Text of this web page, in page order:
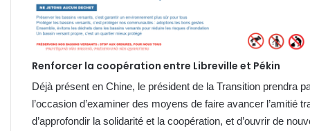
Renforcer la coopération entre Libreville et Pékin
Déjà présent en Chine, le président de la Transition prendra
l’occasion d’examiner des moyens de faire avancer l’amitié
d’approfondir la solidarité et la coopération, et d’ouvrir de